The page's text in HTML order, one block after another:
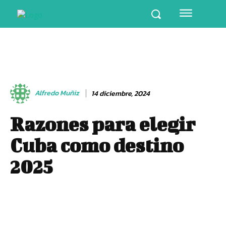
Alfredo Muñiz 14 diciembre, 2024
Razones para elegir
Cuba como destino
2025